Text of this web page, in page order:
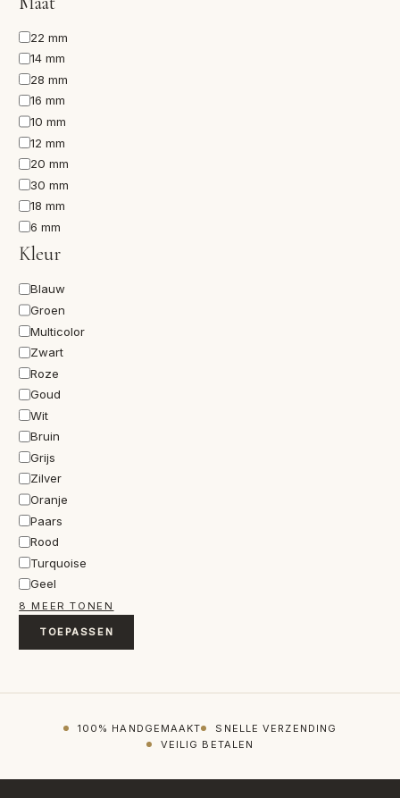
Maat22 mm
14 mm
28 mm
16 mm
10 mm
12 mm
20 mm
30 mm
18 mm
6 mm
Kleur
Kleur
Blauw
Groen
Multicolor
Zwart
Roze
Goud
Wit
Bruin
Grijs
Zilver
Oranje
Paars
Rood
Turquoise
Geel
8 MEER TONEN
TOEPASSEN
100% HANDGEMAAKT
SNELLE VERZENDING
VEILIG BETALEN